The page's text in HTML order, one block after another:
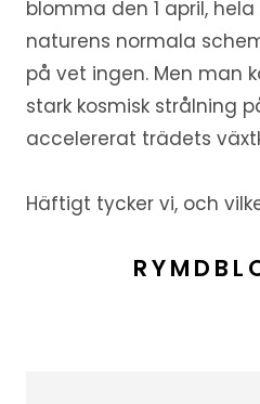
blomma den 1 april,
naturens normala
på vet ingen. Men man
stark kosmisk strålning
accelererat trädets
Häftigt tycker vi, och